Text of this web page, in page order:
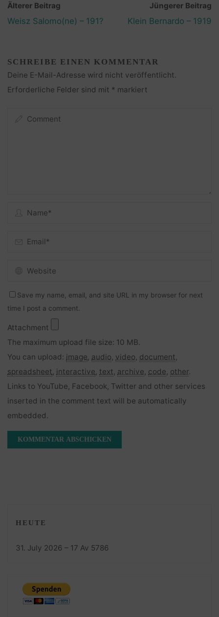
Älterer Beitrag
Weisz Salomo(ne) – 191?
Jüngerer Beitrag
Klein Bernardo – 1919
SCHREIBE EINEN KOMMENTAR
Deine E-Mail-Adresse wird nicht veröffentlicht.
Erforderliche Felder sind mit * markiert
Save my name, email, and site URL in my browser for next
time I post a comment.
Attachment
The maximum upload file size: 10 MB.
You can upload: image, audio, video, document,
spreadsheet, interactive, text, archive, code, other.
Links to YouTube, Facebook, Twitter and other services
inserted in the comment text will be automatically
embedded.
HEUTE
31. July 2026 – 17 Av 5786